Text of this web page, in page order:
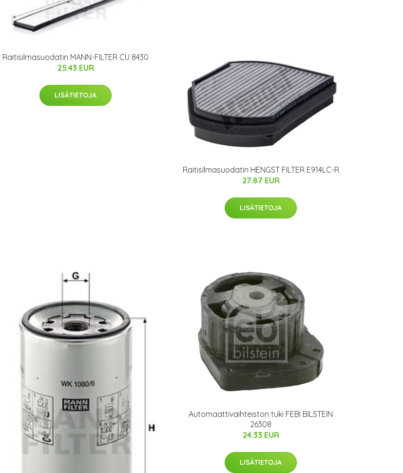
Raitisilmasuodatin MANN-FILTER CU 8430
25.43 EUR
LISÄTIETOJA
Raitisilmasuodatin HENGST FILTER E914LC-R
27.87 EUR
LISÄTIETOJA
Automaattivaihteiston tuki FEBI BILSTEIN
26308
24.33 EUR
LISÄTIETOJA